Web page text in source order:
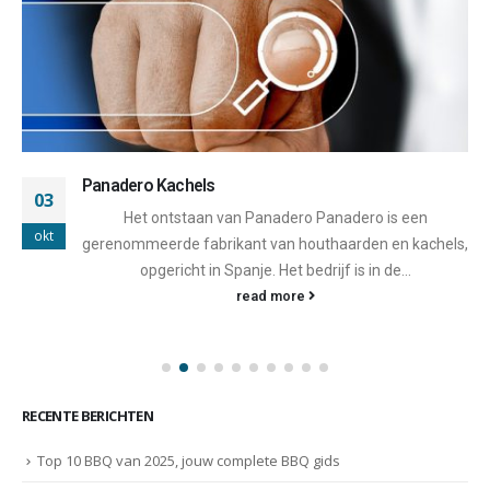
03
okt
Panadero Kachels
Het ontstaan van Panadero Panadero is een
gerenommeerde fabrikant van houthaarden en kachels,
opgericht in Spanje. Het bedrijf is in de...
read more
RECENTE BERICHTEN
Top 10 BBQ van 2025, jouw complete BBQ gids